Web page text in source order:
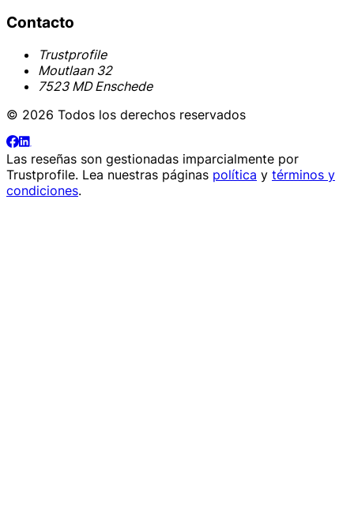
Contacto
Trustprofile
Moutlaan 32
7523 MD Enschede
© 2026 Todos los derechos reservados
Las reseñas son gestionadas imparcialmente por
Trustprofile. Lea nuestras páginas política y términos y
condiciones.